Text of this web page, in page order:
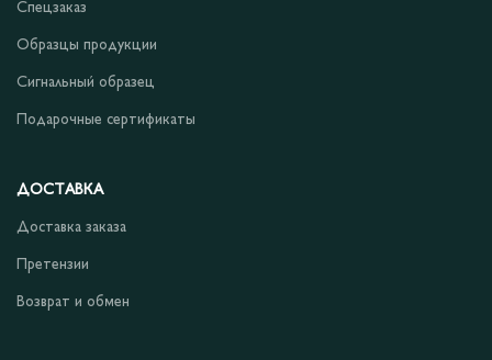
Спецзаказ
Образцы продукции
Сигнальный образец
Подарочные сертификаты
ДОСТАВКА
Доставка заказа
Претензии
Возврат и обмен